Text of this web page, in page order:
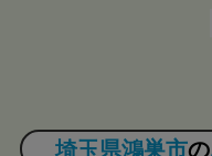
埼玉県鴻巣市の